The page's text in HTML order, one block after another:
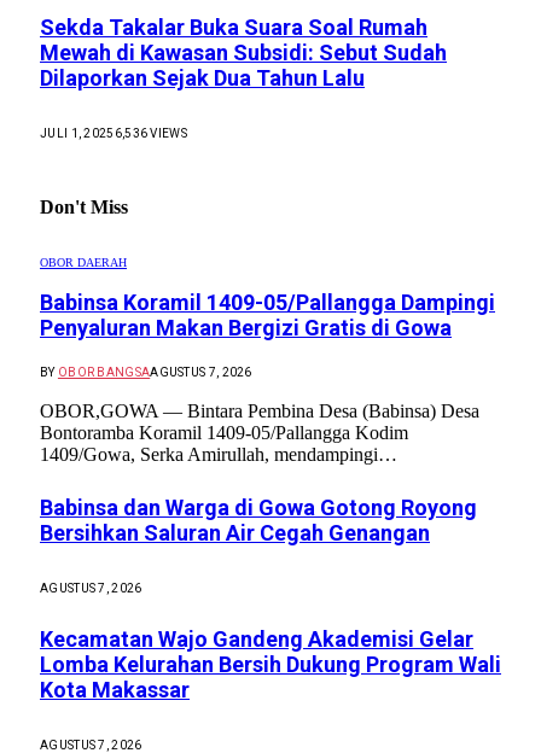
Sekda Takalar Buka Suara Soal Rumah
Mewah di Kawasan Subsidi: Sebut Sudah
Dilaporkan Sejak Dua Tahun Lalu
JULI 1, 2025 6,536VIEWS
Don't Miss
OBOR DAERAH
Babinsa Koramil 1409-05/Pallangga Dampingi
Penyaluran Makan Bergizi Gratis di Gowa
BY OBOR BANGSAAGUSTUS 7, 2026
OBOR,GOWA — Bintara Pembina Desa (Babinsa) Desa
Bontoramba Koramil 1409-05/Pallangga Kodim
1409/Gowa, Serka Amirullah, mendampingi…
Babinsa dan Warga di Gowa Gotong Royong
Bersihkan Saluran Air Cegah Genangan
AGUSTUS 7, 2026
Kecamatan Wajo Gandeng Akademisi Gelar
Lomba Kelurahan Bersih Dukung Program Wali
Kota Makassar
AGUSTUS 7, 2026